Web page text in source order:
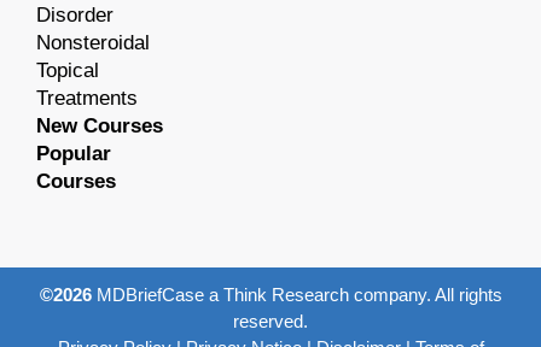
Disorder
Nonsteroidal
Topical
Treatments
New Courses
Popular
Courses
©2026MDBriefCase a Think Research company. All rights
reserved.